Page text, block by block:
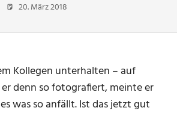
20. März 2018
Kollegen unterhalten – auf
denn so fotografiert, meinte er
was so anfällt. Ist das jetzt gut